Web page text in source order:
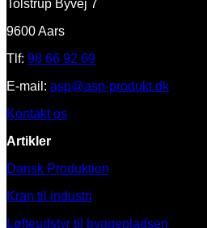
Tolstrup Byvej 7
9600 Aars
Tlf: 98 66 92 69
E-mail: asp@asp-produkt.dk
Kontakt os
Artikler
Dansk Produktion
Kran til industri
Løfteudstyr til byggepladsen